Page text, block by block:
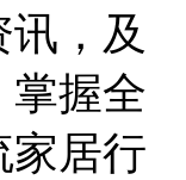
，及
掌握全
家居行